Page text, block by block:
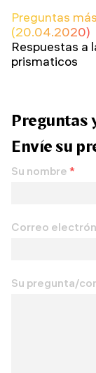
Preguntas
(20.04.2020)
Respuestas a
prismaticos
Preguntas
Envíe su
Su nombre *
Correo
Su pregunta/